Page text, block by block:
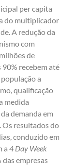
per capita
do multiplicador
A redução da
com
de
recebem até
a
qualificação
medida
demanda em
Os resultados do
conduzido em
a 4 Day Week
empresas